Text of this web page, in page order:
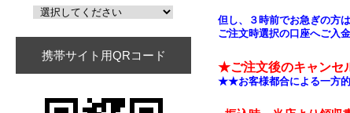
携帯サイト用QRコード
但し、３時前でお急ぎの方
ご注文時選択の口座へご入
★ご注文後のキャンセ
★★お客様都合による一方